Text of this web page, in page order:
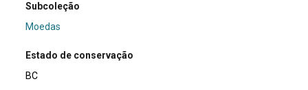
Subcoleção
Moedas
Estado de conservação
BC